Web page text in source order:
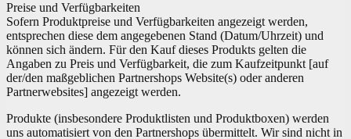
Preise und Verfügbarkeiten
Sofern Produktpreise und Verfügbarkeiten angezeigt werden,
entsprechen diese dem angegebenen Stand (Datum/Uhrzeit) und
können sich ändern. Für den Kauf dieses Produkts gelten die
Angaben zu Preis und Verfügbarkeit, die zum Kaufzeitpunkt [auf
der/den maßgeblichen Partnershops Website(s) oder anderen
Partnerwebsites] angezeigt werden.
Produkte (insbesondere Produktlisten und Produktboxen) werden
uns automatisiert von den Partnershops übermittelt. Wir sind nicht in